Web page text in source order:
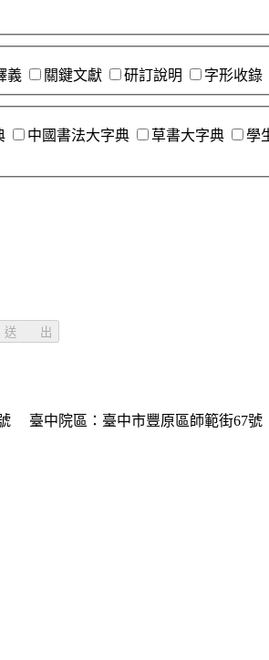
義 關鍵文獻 研訂說明 字形收錄
中國書法大字典 草書大字典 學
送 出
臺中院區：臺中市豐原區師範街67號